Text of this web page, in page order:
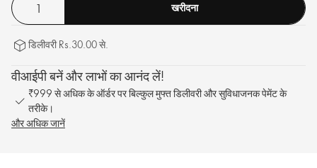
खरीदना
डिलीवरी Rs.30.00 से.
वीआईपी बनें और लाभों का आनंद लें!
₹999 से अधिक के ऑर्डर पर बिल्कुल मुफ्त डिलीवरी और सुविधाजनक पेमेंट के
तरीके।
और अधिक जानें